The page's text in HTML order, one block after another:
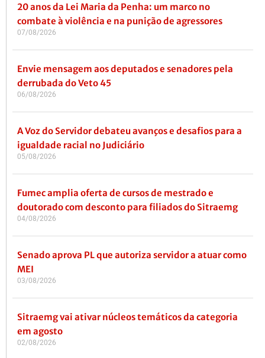
20 anos da Lei Maria da Penha: um marco no
combate à violência e na punição de agressores
07/08/2026
Envie mensagem aos deputados e senadores pela
derrubada do Veto 45
06/08/2026
A Voz do Servidor debateu avanços e desafios para a
igualdade racial no Judiciário
05/08/2026
Fumec amplia oferta de cursos de mestrado e
doutorado com desconto para filiados do Sitraemg
04/08/2026
Senado aprova PL que autoriza servidor a atuar como
MEI
03/08/2026
Sitraemg vai ativar núcleos temáticos da categoria
em agosto
02/08/2026